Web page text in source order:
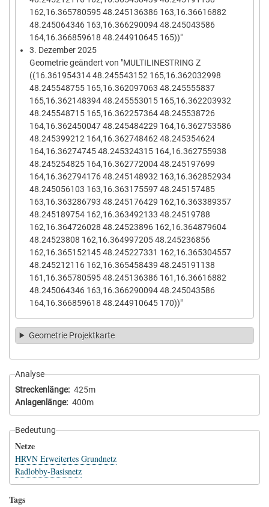
162,16.365780595 48.245136386 163,16.36616882
48.245064346 163,16.366290094 48.245043586
164,16.366859618 48.244910645 165))"
3. Dezember 2025
Geometrie geändert von "MULTILINESTRING Z
((16.361954314 48.245543152 165,16.362032998
48.245548755 165,16.362097063 48.245555837
165,16.362148394 48.245553015 165,16.362203932
48.245548715 165,16.362257364 48.245538726
164,16.362450047 48.245484229 164,16.362753586
48.245399212 164,16.362748462 48.245354624
164,16.36274745 48.245324315 164,16.362755938
48.245254825 164,16.362772004 48.245197699
164,16.362794176 48.245148932 163,16.362852934
48.245056103 163,16.363175597 48.245157485
163,16.363286793 48.245176429 162,16.363389357
48.245189754 162,16.363492133 48.24519788
162,16.364726028 48.24523896 162,16.364879604
48.24523808 162,16.364997205 48.245236856
162,16.365152145 48.245227331 162,16.365304557
48.245212116 162,16.365458439 48.245191138
161,16.365780595 48.245136386 161,16.36616882
48.245064346 163,16.366290094 48.245043586
164,16.366859618 48.244910645 170))"
Geometrie Projektkarte
Analyse
Streckenlänge
425m
Anlagenlänge
400m
Bedeutung
Netze
HRVN Erweitertes Grundnetz
Radlobby-Basisnetz
Tags